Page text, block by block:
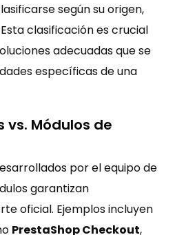
según su origen,
clasificación es crucial
adecuadas que se
específicas de una
vs. Módulos de
por el equipo de
garantizan
oficial. Ejemplos incluyen
PrestaShop Checkout,